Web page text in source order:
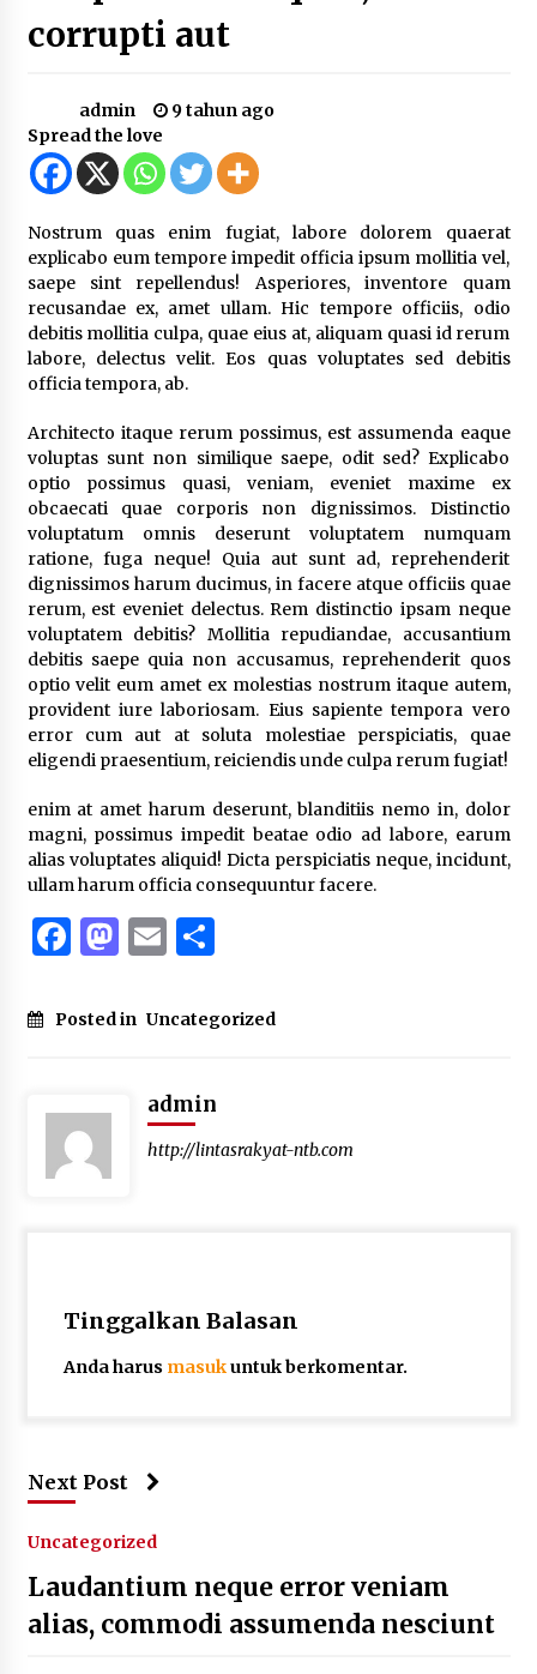
Jajaran Polsek Kempo Amankan ODGJ yang
Sering Meresahkan Warga di wilayah
1 minggu ago
Jadi Camilan Kekinian
1 minggu ago
Bupati Ady Tak Konsisten, Jargon Jabatan
Tanpa Mahar Hanya Modus
2 minggu ago
Batu yang Dulunya Mengganggu, Kini Jadi
Berkah Bagi Petani Desa Mpuri
Sambut Hari Anak 2026 Bertema “21 Kambeke
Anak”, Babinkamtibmas Desa Ta’a dan Babinsa
Desa Ta’a Gelar Patroli KambekeMalam
3 minggu ago
Pelarian terduga Otak Curanmor di Kecamatan
kempo, Berakhir di tangan Tim Opsnal Polsek
Kempo
3 minggu ago
Tim Opsnal Polsek Kempo Amankan salah satu
Terduga Curanmor yang sempat jadi DPO
selama Sepekan
3 minggu ago
Tim Opsnal Polsek Kempo Amankan salah satu
Terduga Curanmor yang sempat jadi DPO
selama Sepekan
3 minggu ago
Sekjen GTKN Desak Revisi PermenPANRB
Nomor 9 Tahun 2026, Soroti Ketidakpastian
Nasib PPPK Paruh Waktu di Tengah
Polsek Pekat Kawal Aksi Petani Tebu Secara
1 bulan ago
SATRESNARKOBA POLRES DOMPU AMANKAN
TERDUGA PELAKU NARKOTIKA DI KECAMATAN
KEMPO, BELASAN PAKET DIDUGA SABU DISITA
corrupti aut
admin
9 tahun ago
Spread the love
Nostrum quas enim fugiat, labore dolorem quaerat
explicabo eum tempore impedit officia ipsum mollitia vel,
saepe sint repellendus! Asperiores, inventore quam
recusandae ex, amet ullam. Hic tempore officiis, odio
debitis mollitia culpa, quae eius at, aliquam quasi id rerum
labore, delectus velit. Eos quas voluptates sed debitis
officia tempora, ab.
Architecto itaque rerum possimus, est assumenda eaque
voluptas sunt non similique saepe, odit sed? Explicabo
optio possimus quasi, veniam, eveniet maxime ex
obcaecati quae corporis non dignissimos. Distinctio
voluptatum omnis deserunt voluptatem numquam
ratione, fuga neque! Quia aut sunt ad, reprehenderit
dignissimos harum ducimus, in facere atque officiis quae
rerum, est eveniet delectus. Rem distinctio ipsam neque
voluptatem debitis? Mollitia repudiandae, accusantium
debitis saepe quia non accusamus, reprehenderit quos
optio velit eum amet ex molestias nostrum itaque autem,
provident iure laboriosam. Eius sapiente tempora vero
error cum aut at soluta molestiae perspiciatis, quae
eligendi praesentium, reiciendis unde culpa rerum fugiat!
enim at amet harum deserunt, blanditiis nemo in, dolor
magni, possimus impedit beatae odio ad labore, earum
alias voluptates aliquid! Dicta perspiciatis neque, incidunt,
ullam harum officia consequuntur facere.
Facebook
Mastodon
EmailShare
Posted in Uncategorized
admin
http://lintasrakyat-ntb.com
Tinggalkan Balasan
Anda harus masukuntuk berkomentar.
Next Post
Uncategorized
Laudantium neque error veniam
alias, commodi assumenda nesciunt